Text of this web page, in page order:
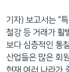
기자) 보고서는 “
철강 등 거래가 활
보다 심층적인 통
산업들은 많은 회
현재 여러 나라가